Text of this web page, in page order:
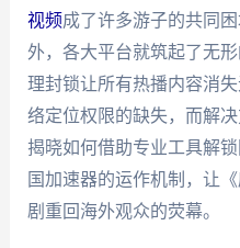
视频成了许多游子的共同
外，各大平台就筑起了无
理封锁让所有热播内容消
络定位权限的缺失，而解
揭晓如何借助专业工具解
国加速器的运作机制，让
剧重回海外观众的荧幕。